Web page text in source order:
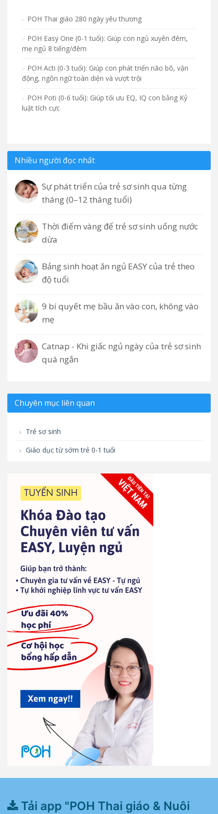
POH Thai giáo 280 ngày yêu thương
POH Easy One (0-1 tuổi): Giúp con ngủ xuyên đêm,
mẹ ngủ 8 tiếng/đêm
POH Acti (0-3 tuổi): Giúp con phát triển não bô, vận
động, ngôn ngữ toàn diện và vượt trội
POH Poti (0-6 tuổi): Giúp tối ưu EQ, IQ con bằng Kỷ
luật tích cực
Nhiều người đọc nhất
Sự phát triển của trẻ sơ sinh qua từng
tháng (0–12 tháng tuổi)
Thời điểm vàng để trẻ sơ sinh uống nước
dừa
Bảng sinh hoạt ăn ngủ EASY của trẻ theo
độ tuổi
9 bí quyết mẹ bầu ăn vào con, không vào
mẹ
Catnap - Khi giấc ngủ ngày của trẻ sơ sinh
quá ngắn
Chuyên mục liên quan
Trẻ sơ sinh
Giáo dục từ sớm trẻ 0-1 tuổi
Tải app "POH Thai giáo & Nuôi